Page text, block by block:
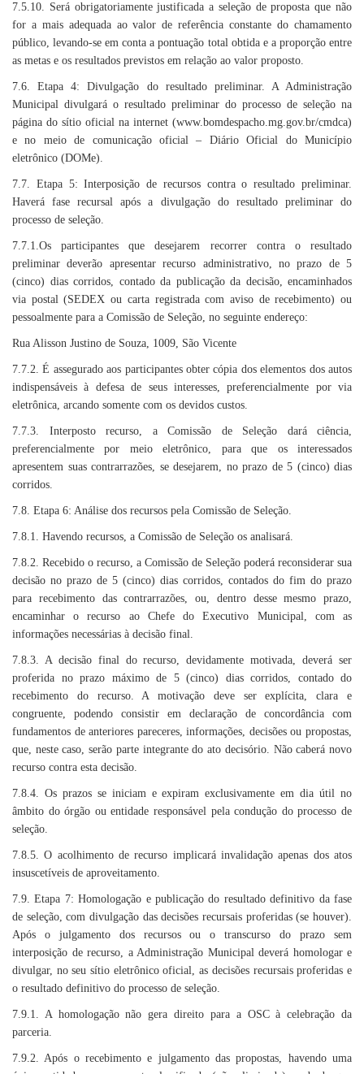
7.5.10. Será obrigatoriamente justificada a seleção de proposta que não
for a mais adequada ao valor de referência constante do chamamento
público, levando-se em conta a pontuação total obtida e a proporção entre
as metas e os resultados previstos em relação ao valor proposto.
7.6. Etapa 4: Divulgação do resultado preliminar. A Administração
Municipal divulgará o resultado preliminar do processo de seleção na
página do sítio oficial na internet (www.bomdespacho.mg.gov.br/cmdca)
e no meio de comunicação oficial – Diário Oficial do Município
eletrônico (DOMe).
7.7. Etapa 5: Interposição de recursos contra o resultado preliminar.
Haverá fase recursal após a divulgação do resultado preliminar do
processo de seleção.
7.7.1.Os participantes que desejarem recorrer contra o resultado
preliminar deverão apresentar recurso administrativo, no prazo de 5
(cinco) dias corridos, contado da publicação da decisão, encaminhados
via postal (SEDEX ou carta registrada com aviso de recebimento) ou
pessoalmente para a Comissão de Seleção, no seguinte endereço:
Rua Alisson Justino de Souza, 1009, São Vicente
7.7.2. É assegurado aos participantes obter cópia dos elementos dos autos
indispensáveis à defesa de seus interesses, preferencialmente por via
eletrônica, arcando somente com os devidos custos.
7.7.3. Interposto recurso, a Comissão de Seleção dará ciência,
preferencialmente por meio eletrônico, para que os interessados
apresentem suas contrarrazões, se desejarem, no prazo de 5 (cinco) dias
corridos.
7.8. Etapa 6: Análise dos recursos pela Comissão de Seleção.
7.8.1. Havendo recursos, a Comissão de Seleção os analisará.
7.8.2. Recebido o recurso, a Comissão de Seleção poderá reconsiderar sua
decisão no prazo de 5 (cinco) dias corridos, contados do fim do prazo
para recebimento das contrarrazões, ou, dentro desse mesmo prazo,
encaminhar o recurso ao Chefe do Executivo Municipal, com as
informações necessárias à decisão final.
7.8.3. A decisão final do recurso, devidamente motivada, deverá ser
proferida no prazo máximo de 5 (cinco) dias corridos, contado do
recebimento do recurso. A motivação deve ser explícita, clara e
congruente, podendo consistir em declaração de concordância com
fundamentos de anteriores pareceres, informações, decisões ou propostas,
que, neste caso, serão parte integrante do ato decisório. Não caberá novo
recurso contra esta decisão.
7.8.4. Os prazos se iniciam e expiram exclusivamente em dia útil no
âmbito do órgão ou entidade responsável pela condução do processo de
seleção.
7.8.5. O acolhimento de recurso implicará invalidação apenas dos atos
insuscetíveis de aproveitamento.
7.9. Etapa 7: Homologação e publicação do resultado definitivo da fase
de seleção, com divulgação das decisões recursais proferidas (se houver).
Após o julgamento dos recursos ou o transcurso do prazo sem
interposição de recurso, a Administração Municipal deverá homologar e
divulgar, no seu sítio eletrônico oficial, as decisões recursais proferidas e
o resultado definitivo do processo de seleção.
7.9.1. A homologação não gera direito para a OSC à celebração da
parceria.
7.9.2. Após o recebimento e julgamento das propostas, havendo uma